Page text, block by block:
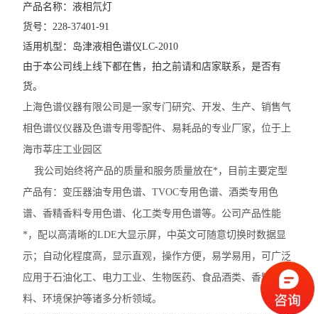
产品名称：液相氘灯
货号：228-37401-91
适用机型：岛津液相色谱仪LC-2010
由于本公司线上线下都在售，拍之前请和店家联系，是否有
货。
上海色谱仪器有限公司是一家专门研究、开发、生产、销售气
相色谱仪仪器及色谱专用零配件、易耗品的专业厂家，位于上
海市莘庄工业园区
我公司始终将产品的质量和服务质量放在*，目前主要定型
产品有：变压器油专用色谱、TVOC专用色谱、酒类专用色
谱、香精香料专用色谱、化工类专用色谱等。公司产品性能
*，配以高清晰的LDE大显示屏，中英文可随意切换时数据显
示；自动化程度高，显示直观，操作方便，易学易用，可广泛
应用于石油化工、电力工业、生物医药、食品酒类、香精香
料、环境保护等诸多分析领域。